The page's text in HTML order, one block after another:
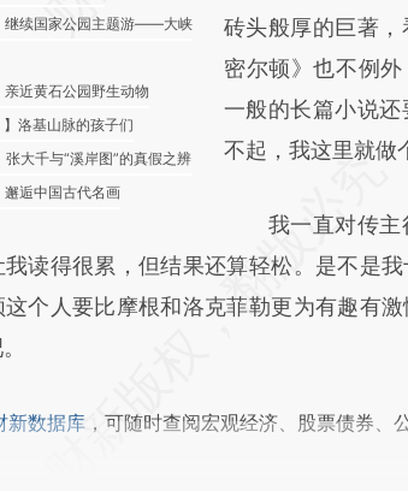
继续国家公园主题游——大峡
亲近黄石公园野生动物
】洛基山脉的孩子们
张大千与“溪岸图”的真假之辨
邂逅中国古代名画
砖头般厚的巨著
密尔顿》也不例
一般的长篇小说
不起，我这里就做
我一直对传主
读得很累，但结果还算轻松。是不是我
个人要比摩根和洛克菲勒更为有趣有
新数据库 ，可随时查阅宏观经济、股票债券、